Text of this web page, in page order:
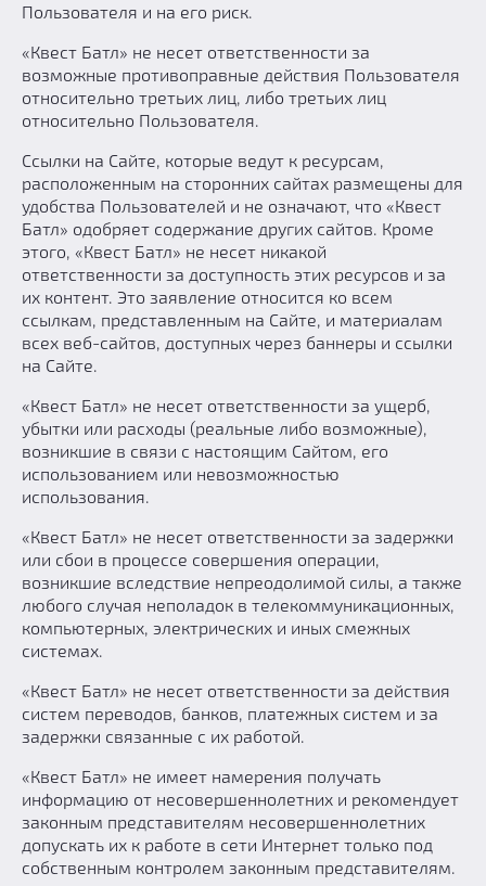
Пользователя и на его риск.
«Квест Батл» не несет ответственности за
возможные противоправные действия Пользователя
относительно третьих лиц, либо третьих лиц
относительно Пользователя.
Ссылки на Сайте, которые ведут к ресурсам,
расположенным на сторонних сайтах размещены для
удобства Пользователей и не означают, что «Квест
Батл» одобряет содержание других сайтов. Кроме
этого, «Квест Батл» не несет никакой
ответственности за доступность этих ресурсов и за
их контент. Это заявление относится ко всем
ссылкам, представленным на Сайте, и материалам
всех веб-сайтов, доступных через баннеры и ссылки
на Сайте.
«Квест Батл» не несет ответственности за ущерб,
убытки или расходы (реальные либо возможные),
возникшие в связи с настоящим Сайтом, его
использованием или невозможностью
использования.
«Квест Батл» не несет ответственности за задержки
или сбои в процессе совершения операции,
возникшие вследствие непреодолимой силы, а также
любого случая неполадок в телекоммуникационных,
компьютерных, электрических и иных смежных
системах.
«Квест Батл» не несет ответственности за действия
систем переводов, банков, платежных систем и за
задержки связанные с их работой.
«Квест Батл» не имеет намерения получать
информацию от несовершеннолетних и рекомендует
законным представителям несовершеннолетних
допускать их к работе в сети Интернет только под
собственным контролем законным представителям.